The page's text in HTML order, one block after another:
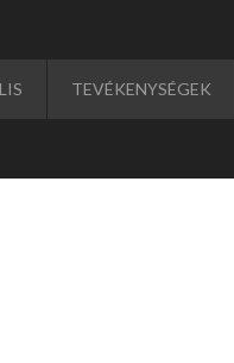
TEVÉKENYSÉGEK